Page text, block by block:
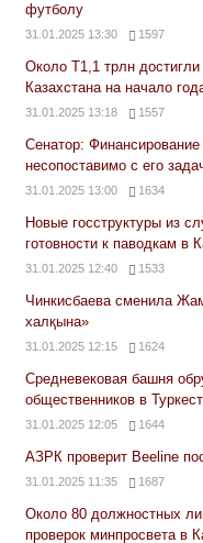
футболу
31.01.2025 13:30 1597
Около Т1,1 трлн
Казахстана на начало
31.01.2025 13:18 1557
Сенатор:
несопоставимо с его
31.01.2025 13:00 1634
Новые госструктуры из
готовности к паводкам в
31.01.2025 12:40 1533
Чинкисбаева сменила
халқына»
31.01.2025 12:15 1624
Средневековая башня
общественников в
31.01.2025 12:05 1644
АЗРК проверит Beeline
31.01.2025 11:35 1687
Около 80 должностных
проверок минпросвета в